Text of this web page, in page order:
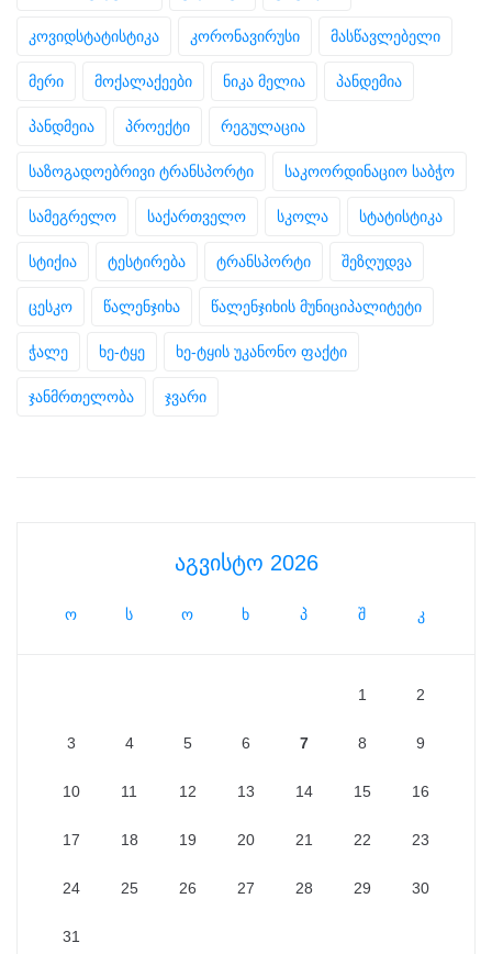
კოვიდსტატისტიკა კორონავირუსი მასწავლებელი
მერი მოქალაქეები ნიკა მელია პანდემია
პანდმეია პროექტი რეგულაცია
საზოგადოებრივი ტრანსპორტი საკოორდინაციო საბჭო
სამეგრელო საქართველო სკოლა სტატისტიკა
სტიქია ტესტირება ტრანსპორტი შეზღუდვა
ცესკო წალენჯიხა წალენჯიხის მუნიციპალიტეტი
ჭალე ხე-ტყე ხე-ტყის უკანონო ფაქტი
ჯანმრთელობა ჯვარი
აგვისტო 2026
ო ს ო ხ პ შ კ
1 2
3 4 5 6 7 8 9
10 11 12 13 14 15 16
17 18 19 20 21 22 23
24 25 26 27 28 29 30
31